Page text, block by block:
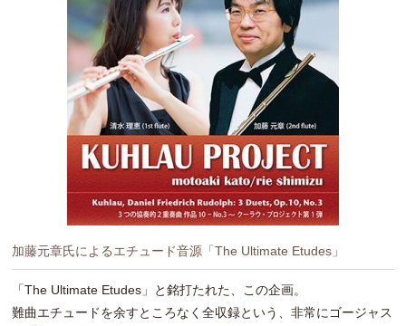
加藤元章氏によるエチュード音源「The Ultimate Etudes」
「The Ultimate Etudes」と銘打たれた、この企画。
難曲エチュードを余すところなく全収録という、非常にゴージャス